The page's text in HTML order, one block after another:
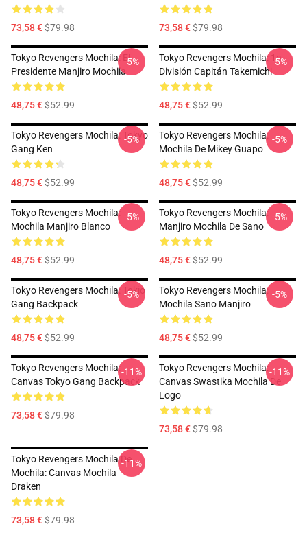
73,58 €$79.98 73,58 €$79.98
Tokyo Revengers Mochila: El
Presidente Manjiro Mochila
48,75 €$52.99
-5%
Tokyo Revengers Mochila: 1a
División Capitán Takemichi
48,75 €$52.99
-5%
Tokyo Revengers Mochila: Tokyo
Gang Ken
48,75 €$52.99
-5%
Tokyo Revengers Mochila:
Mochila De Mikey Guapo
48,75 €$52.99
-5%
Tokyo Revengers Mochila:
Mochila Manjiro Blanco
48,75 €$52.99
-5%
Tokyo Revengers Mochila:
Manjiro Mochila De Sano
48,75 €$52.99
-5%
Tokyo Revengers Mochila: Tokio
Gang Backpack
48,75 €$52.99
-5%
Tokyo Revengers Mochila:
Mochila Sano Manjiro
48,75 €$52.99
-5%
Tokyo Revengers Mochila:
Canvas Tokyo Gang Backpack
73,58 €$79.98
-11%
Tokyo Revengers Mochila:
Canvas Swastika Mochila De
Logo
73,58 €$79.98
-11%
Tokyo Revengers Mochila De
Mochila: Canvas Mochila
Draken
73,58 €$79.98
-11%